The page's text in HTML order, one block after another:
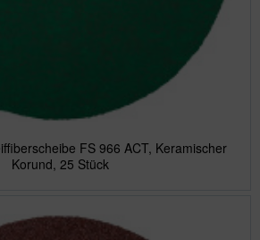
FS 966 ACT, Keramischer
Korund, 25 Stück